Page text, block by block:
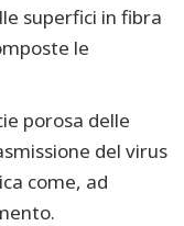
superfici in fibra
le
porosa delle
del virus
come, ad